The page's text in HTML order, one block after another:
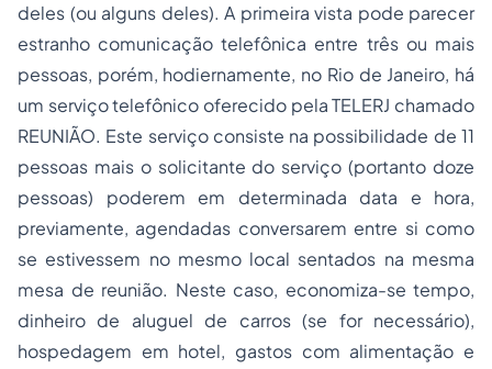
deles (ou alguns deles). A primeira vista pode parecer
estranho comunicação telefônica entre três ou mais
pessoas, porém, hodiernamente, no Rio de Janeiro, há
um serviço telefônico oferecido pela TELERJ chamado
REUNIÃO. Este serviço consiste na possibilidade de 11
pessoas mais o solicitante do serviço (portanto doze
pessoas) poderem em determinada data e hora,
previamente, agendadas conversarem entre si como
se estivessem no mesmo local sentados na mesma
mesa de reunião. Neste caso, economiza-se tempo,
dinheiro de aluguel de carros (se for necessário),
hospedagem em hotel, gastos com alimentação e